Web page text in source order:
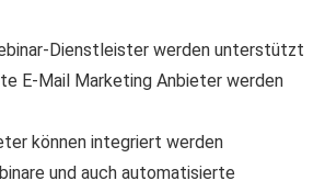
Dienstleister werden unterstützt
E-Mail Marketing Anbieter werden
können integriert werden
und auch automatisierte